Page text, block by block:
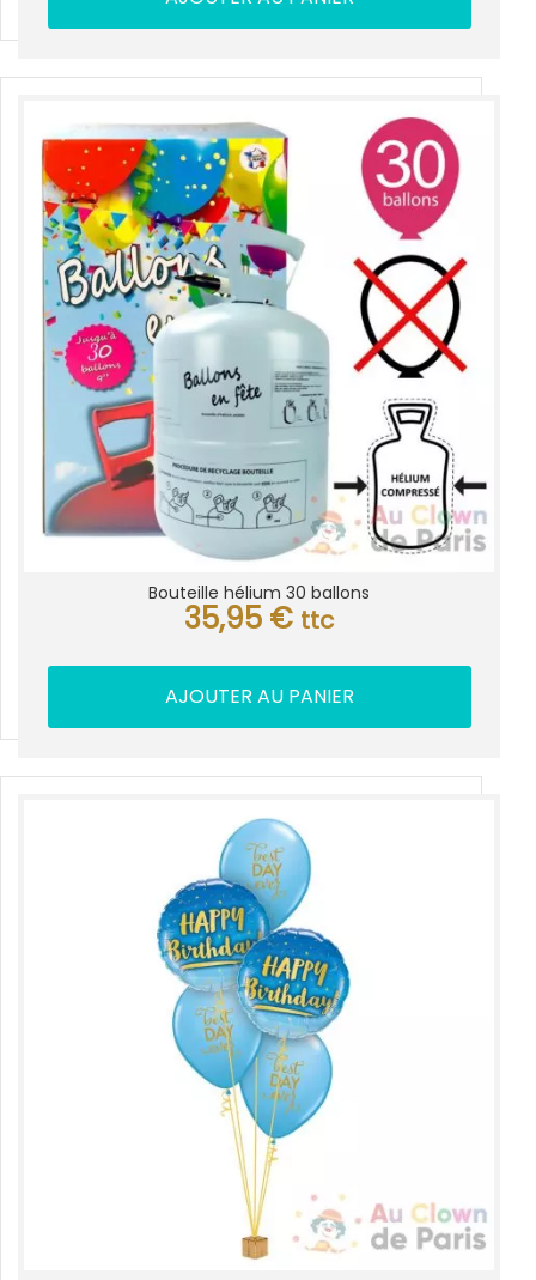
Bouteille hélium 30 ballons
35,95 € ttc
AJOUTER AU PANIER